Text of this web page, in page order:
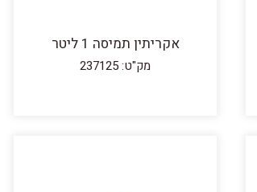
אקריתין תמיסה 1 ליטר
מק"ט: 237125